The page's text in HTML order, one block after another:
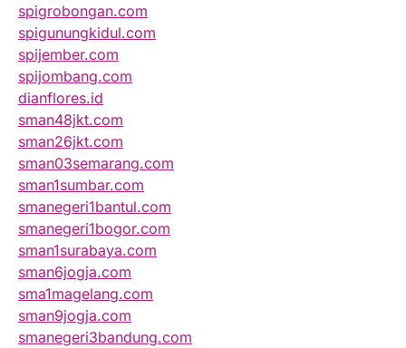
spigrobongan.com
spigunungkidul.com
spijember.com
spijombang.com
dianflores.id
sman48jkt.com
sman26jkt.com
sman03semarang.com
sman1sumbar.com
smanegeri1bantul.com
smanegeri1bogor.com
sman1surabaya.com
sman6jogja.com
sma1magelang.com
sman9jogja.com
smanegeri3bandung.com